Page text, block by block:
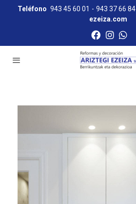
Teléfono 943 45 60 01 - 943 37 66 84
ezeiza.com